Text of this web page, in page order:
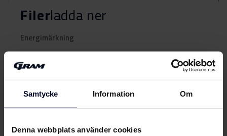
Samtycke Information Om
Denna webbplats använder cookies
Filerladda ner
Energimärkning
Ladda ner
Energimärkning
Produktdatablad